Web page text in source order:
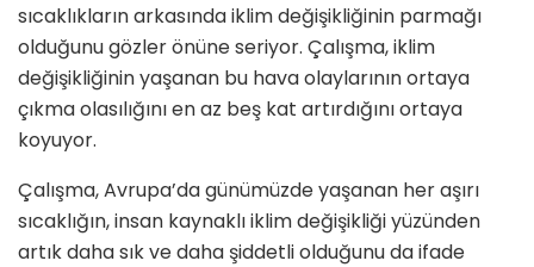
sıcaklıkların arkasında iklim değişikliğinin parmağı
olduğunu gözler önüne seriyor. Çalışma, iklim
değişikliğinin yaşanan bu hava olaylarının ortaya
çıkma olasılığını en az beş kat artırdığını ortaya
koyuyor.
Çalışma, Avrupa’da günümüzde yaşanan her aşırı
sıcaklığın, insan kaynaklı iklim değişikliği yüzünden
artık daha sık ve daha şiddetli olduğunu da ifade